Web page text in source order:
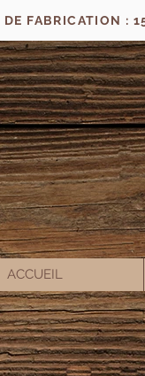
DE FABRICATION :
ACCUEIL